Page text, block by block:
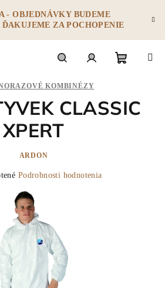
- OBJEDNÁVKY BUDEME
ZA POCHOPENIE
košík
KOMBINÉZY
CLASSIC
XPERT
ARDON
Podrobnosti hodnotenia